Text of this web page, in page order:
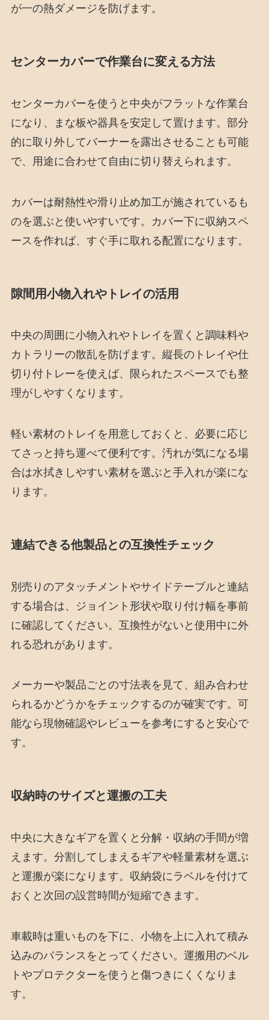
が一の熱ダメージを防げます。
センターカバーで作業台に変える方法
センターカバーを使うと中央がフラットな作業台
になり、まな板や器具を安定して置けます。部分
的に取り外してバーナーを露出させることも可能
で、用途に合わせて自由に切り替えられます。
カバーは耐熱性や滑り止め加工が施されているも
のを選ぶと使いやすいです。カバー下に収納スペ
ースを作れば、すぐ手に取れる配置になります。
隙間用小物入れやトレイの活用
中央の周囲に小物入れやトレイを置くと調味料や
カトラリーの散乱を防げます。縦長のトレイや仕
切り付トレーを使えば、限られたスペースでも整
理がしやすくなります。
軽い素材のトレイを用意しておくと、必要に応じ
てさっと持ち運べて便利です。汚れが気になる場
合は水拭きしやすい素材を選ぶと手入れが楽にな
ります。
連結できる他製品との互換性チェック
別売りのアタッチメントやサイドテーブルと連結
する場合は、ジョイント形状や取り付け幅を事前
に確認してください。互換性がないと使用中に外
れる恐れがあります。
メーカーや製品ごとの寸法表を見て、組み合わせ
られるかどうかをチェックするのが確実です。可
能なら現物確認やレビューを参考にすると安心で
す。
収納時のサイズと運搬の工夫
中央に大きなギアを置くと分解・収納の手間が増
えます。分割してしまえるギアや軽量素材を選ぶ
と運搬が楽になります。収納袋にラベルを付けて
おくと次回の設営時間が短縮できます。
車載時は重いものを下に、小物を上に入れて積み
込みのバランスをとってください。運搬用のベル
トやプロテクターを使うと傷つきにくくなりま
す。